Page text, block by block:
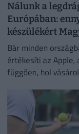
Nálunk a
Európában:
készülékért
Bár minden
értékesíti az
függően, hol